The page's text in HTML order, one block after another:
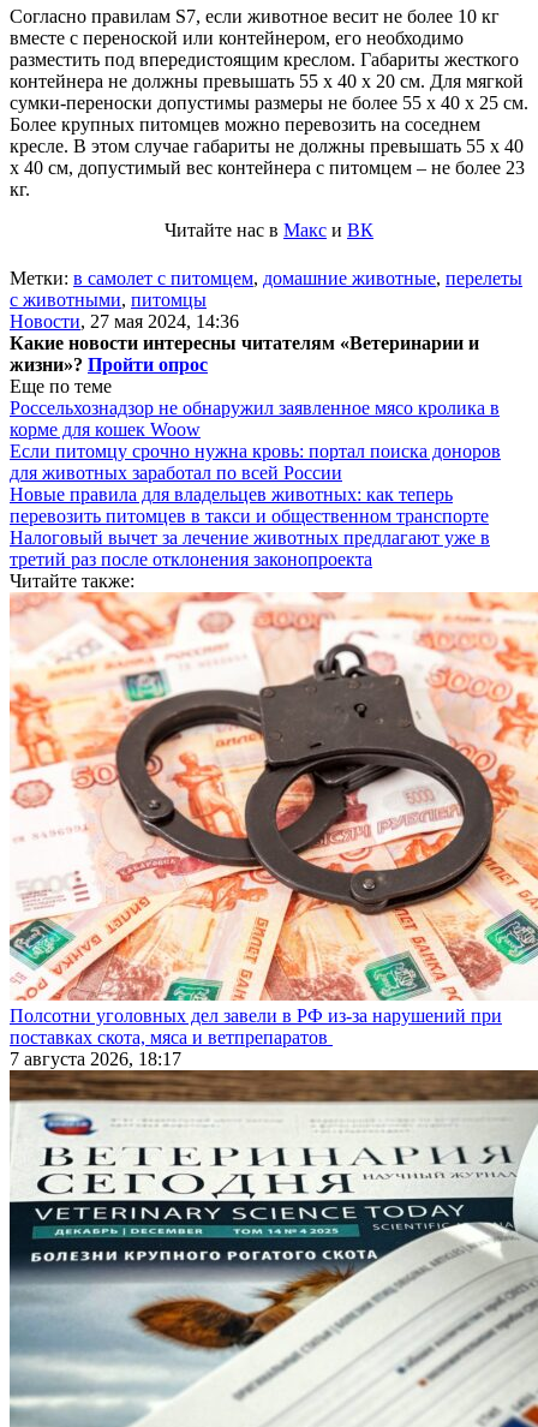
Согласно правилам S7, если животное весит не более 10 кг
вместе с переноской или контейнером, его необходимо
разместить под впередистоящим креслом. Габариты жесткого
контейнера не должны превышать 55 х 40 х 20 см. Для мягкой
сумки-переноски допустимы размеры не более 55 х 40 х 25 см.
Более крупных питомцев можно перевозить на соседнем
кресле. В этом случае габариты не должны превышать 55 х 40
х 40 см, допустимый вес контейнера с питомцем – не более 23
кг.
Читайте нас в Макс и ВК
Метки: в самолет с питомцем, домашние животные, перелеты
с животными, питомцы
Новости, 27 мая 2024, 14:36
Какие новости интересны читателям «Ветеринарии и
жизни»? Пройти опрос
Еще по теме
Россельхознадзор не обнаружил заявленное мясо кролика в
корме для кошек Woow
Если питомцу срочно нужна кровь: портал поиска доноров
для животных заработал по всей России
Новые правила для владельцев животных: как теперь
перевозить питомцев в такси и общественном транспорте
Налоговый вычет за лечение животных предлагают уже в
третий раз после отклонения законопроекта
Читайте также:
Полсотни уголовных дел завели в РФ из-за нарушений при
поставках скота, мяса и ветпрепаратов
7 августа 2026, 18:17